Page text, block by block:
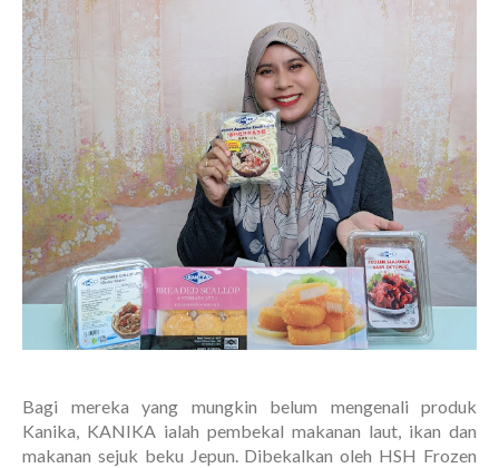
Bagi mereka yang mungkin belum mengenali produk
Kanika, KANIKA ialah pembekal makanan laut, ikan dan
makanan sejuk beku Jepun. Dibekalkan oleh HSH Frozen